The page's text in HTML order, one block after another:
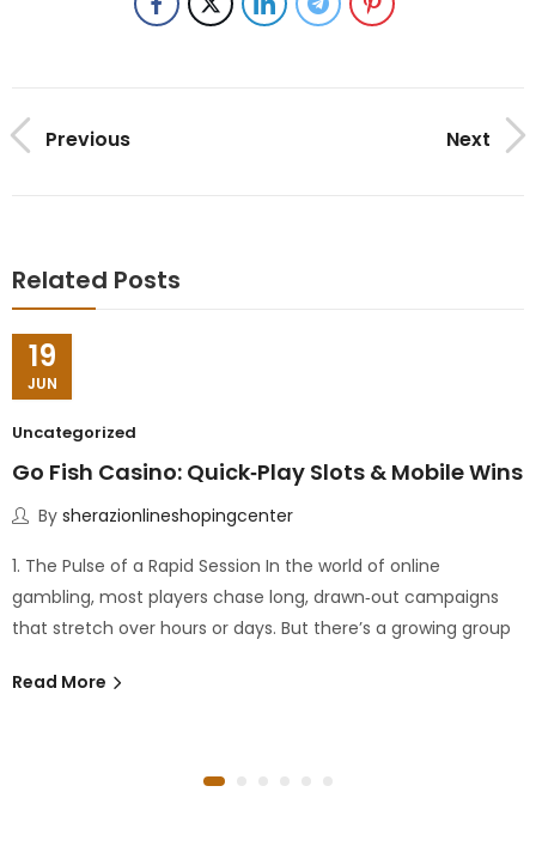
Previous Next
Related Posts
19
JUN
Uncategorized
Go Fish Casino: Quick‑Play Slots & Mobile Wins
By sherazionlineshopingcenter
1. The Pulse of a Rapid Session In the world of online
gambling, most players chase long, drawn‑out campaigns
that stretch over hours or days. But there’s a growing group
Read More